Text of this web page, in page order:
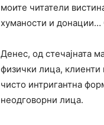
моите читатели
хуманости и донации…
Денес, од стечајната
физички лица,
чисто интригантна
неодговорни лица.